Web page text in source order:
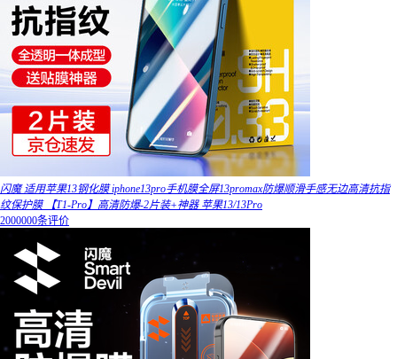
闪魔 适用苹果13钢化膜 iphone13pro手机膜全屏13promax防爆顺滑手感无边高清抗指
纹保护膜 【T1-Pro】高清防爆-2片装+神器 苹果13/13Pro
2000000条评价